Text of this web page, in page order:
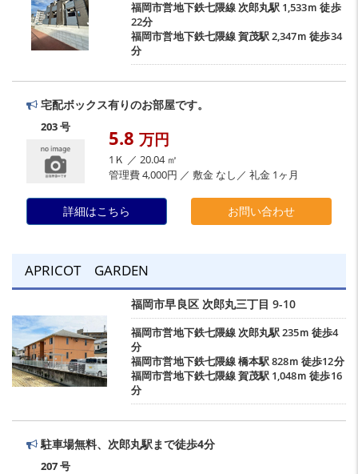
福岡市営地下鉄七隈線 次郎丸駅 1,533ｍ 徒歩
22分
福岡市営地下鉄七隈線賀茂駅2,347ｍ 徒歩34
分
宅配ボックス有りのお部屋です。
203 号 5.8 万円
1Ｋ ／ 20.04 ㎡
管理費 4,000円 ／ 敷金 なし／ 礼金 1ヶ月
詳細はこちら お問い合わせ
APRICOT GARDEN
福岡市早良区 次郎丸三丁目 9-10
福岡市営地下鉄七隈線 次郎丸駅235ｍ 徒歩4
分
福岡市営地下鉄七隈線橋本駅828ｍ 徒歩12分
福岡市営地下鉄七隈線賀茂駅 1,048ｍ 徒歩16
分
駐車場無料、次郎丸駅まで徒歩4分
207 号